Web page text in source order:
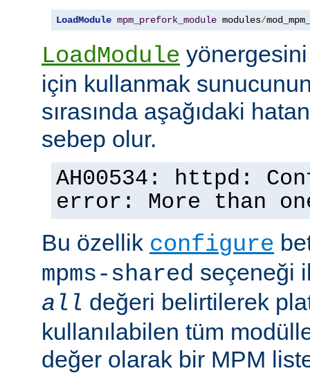
LoadModule mpm_prefork_module modules/
LoadModule
için kullanmak
sırasında aşağıdaki
sebep olur.
AH00534: httpd:
error: More than
Bu özellik configure
mpms-shared seçeneği
all değeri belirtilerek
kullanılabilen tüm
değer olarak bir MPM